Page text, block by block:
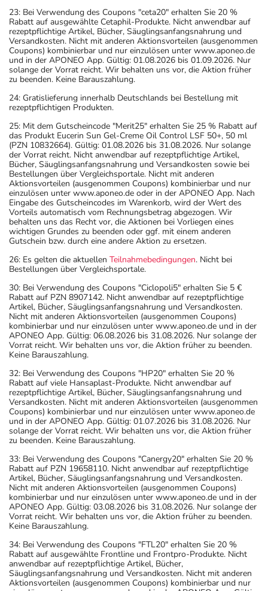
23: Bei Verwendung des Coupons "ceta20" erhalten Sie 20 %
Rabatt auf ausgewählte Cetaphil-Produkte. Nicht anwendbar auf
rezeptpflichtige Artikel, Bücher, Säuglingsanfangsnahrung und
Versandkosten. Nicht mit anderen Aktionsvorteilen (ausgenommen
Coupons) kombinierbar und nur einzulösen unter www.aponeo.de
und in der APONEO App. Gültig: 01.08.2026 bis 01.09.2026. Nur
solange der Vorrat reicht. Wir behalten uns vor, die Aktion früher
zu beenden. Keine Barauszahlung.
24: Gratislieferung innerhalb Deutschlands bei Bestellung mit
rezeptpflichtigen Produkten.
25: Mit dem Gutscheincode "Merit25" erhalten Sie 25 % Rabatt auf
das Produkt Eucerin Sun Gel-Creme Oil Control LSF 50+, 50 ml
(PZN 10832664). Gültig: 01.08.2026 bis 31.08.2026. Nur solange
der Vorrat reicht. Nicht anwendbar auf rezeptpflichtige Artikel,
Bücher, Säuglingsanfangsnahrung und Versandkosten sowie bei
Bestellungen über Vergleichsportale. Nicht mit anderen
Aktionsvorteilen (ausgenommen Coupons) kombinierbar und nur
einzulösen unter www.aponeo.de oder in der APONEO App. Nach
Eingabe des Gutscheincodes im Warenkorb, wird der Wert des
Vorteils automatisch vom Rechnungsbetrag abgezogen. Wir
behalten uns das Recht vor, die Aktionen bei Vorliegen eines
wichtigen Grundes zu beenden oder ggf. mit einem anderen
Gutschein bzw. durch eine andere Aktion zu ersetzen.
26: Es gelten die aktuellen Teilnahmebedingungen. Nicht bei
Bestellungen über Vergleichsportale.
30: Bei Verwendung des Coupons "Ciclopoli5" erhalten Sie 5 €
Rabatt auf PZN 8907142. Nicht anwendbar auf rezeptpflichtige
Artikel, Bücher, Säuglingsanfangsnahrung und Versandkosten.
Nicht mit anderen Aktionsvorteilen (ausgenommen Coupons)
kombinierbar und nur einzulösen unter www.aponeo.de und in der
APONEO App. Gültig: 06.08.2026 bis 31.08.2026. Nur solange der
Vorrat reicht. Wir behalten uns vor, die Aktion früher zu beenden.
Keine Barauszahlung.
32: Bei Verwendung des Coupons "HP20" erhalten Sie 20 %
Rabatt auf viele Hansaplast-Produkte. Nicht anwendbar auf
rezeptpflichtige Artikel, Bücher, Säuglingsanfangsnahrung und
Versandkosten. Nicht mit anderen Aktionsvorteilen (ausgenommen
Coupons) kombinierbar und nur einzulösen unter www.aponeo.de
und in der APONEO App. Gültig: 01.07.2026 bis 31.08.2026. Nur
solange der Vorrat reicht. Wir behalten uns vor, die Aktion früher
zu beenden. Keine Barauszahlung.
33: Bei Verwendung des Coupons "Canergy20" erhalten Sie 20 %
Rabatt auf PZN 19658110. Nicht anwendbar auf rezeptpflichtige
Artikel, Bücher, Säuglingsanfangsnahrung und Versandkosten.
Nicht mit anderen Aktionsvorteilen (ausgenommen Coupons)
kombinierbar und nur einzulösen unter www.aponeo.de und in der
APONEO App. Gültig: 03.08.2026 bis 31.08.2026. Nur solange der
Vorrat reicht. Wir behalten uns vor, die Aktion früher zu beenden.
Keine Barauszahlung.
34: Bei Verwendung des Coupons "FTL20" erhalten Sie 20 %
Rabatt auf ausgewählte Frontline und Frontpro-Produkte. Nicht
anwendbar auf rezeptpflichtige Artikel, Bücher,
Säuglingsanfangsnahrung und Versandkosten. Nicht mit anderen
Aktionsvorteilen (ausgenommen Coupons) kombinierbar und nur